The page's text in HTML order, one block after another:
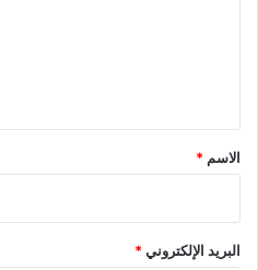
*
الاسم *
البريد الإلكتروني*